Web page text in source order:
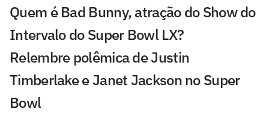
Quem é Bad Bunny, atração do Show do
Intervalo do Super Bowl LX?
Relembre polêmica de Justin
Timberlake e Janet Jackson no Super
Bowl